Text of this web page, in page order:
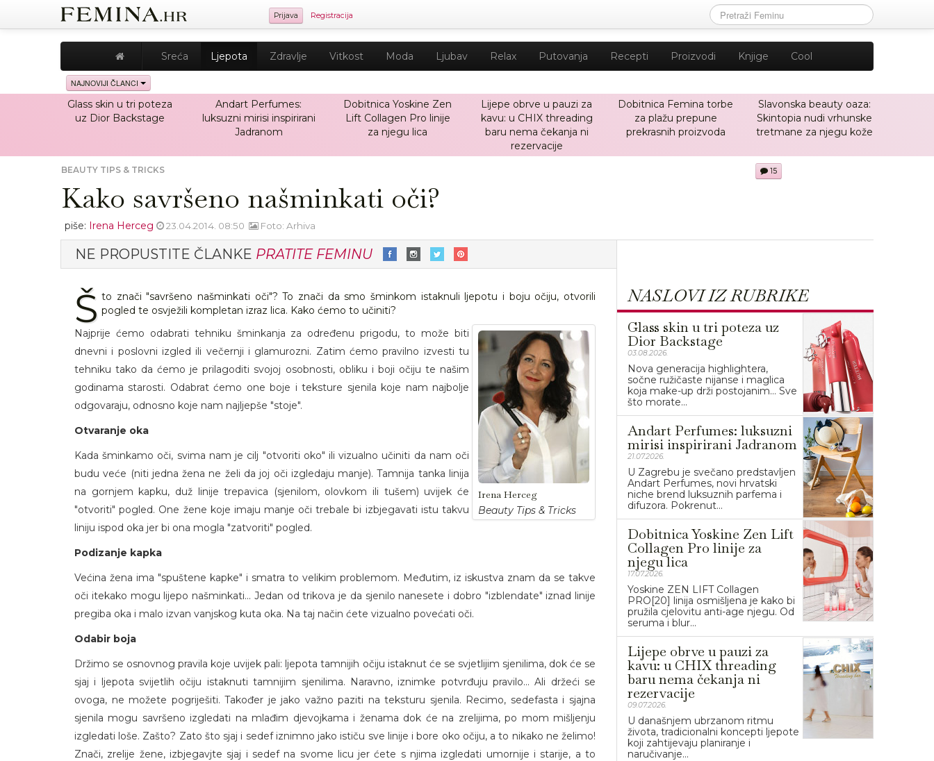
Prijava Registracija
Sreća Ljepota Zdravlje Vitkost Moda Ljubav Relax Putovanja Recepti Proizvodi Knjige Cool
NAJNOVIJI ČLANCI
Glass skin u tri poteza
uz Dior Backstage
Andart Perfumes:
luksuzni mirisi inspirirani
Jadranom
Dobitnica Yoskine Zen
Lift Collagen Pro linije
za njegu lica
Lijepe obrve u pauzi za
kavu: u CHIX threading
baru nema čekanja ni
rezervacije
Dobitnica Femina torbe
za plažu prepune
prekrasnih proizvoda
Slavonska beauty oaza:
Skintopia nudi vrhunske
tretmane za njegu kože
BEAUTY TIPS & TRICKS
Kako savršeno našminkati oči?
15
piše: Irena Herceg 23.04.2014. 08:50 Foto: Arhiva
NE PROPUSTITE ČLANKE PRATITE FEMINU
Š to znači "savršeno našminkati oči"? To znači da smo šminkom istaknuli ljepotu i boju očiju, otvorili
pogled te osvježili kompletan izraz lica. Kako ćemo to učiniti?
Irena Herceg
Beauty Tips & Tricks
Najprije ćemo odabrati tehniku šminkanja za određenu prigodu, to može biti
dnevni i poslovni izgled ili večernji i glamurozni. Zatim ćemo pravilno izvesti tu
tehniku tako da ćemo je prilagoditi svojoj osobnosti, obliku i boji očiju te našim
godinama starosti. Odabrat ćemo one boje i teksture sjenila koje nam najbolje
odgovaraju, odnosno koje nam najljepše "stoje".
Otvaranje oka
Kada šminkamo oči, svima nam je cilj "otvoriti oko" ili vizualno učiniti da nam oči
budu veće (niti jedna žena ne želi da joj oči izgledaju manje). Tamnija tanka linija
na gornjem kapku, duž linije trepavica (sjenilom, olovkom ili tušem) uvijek će
"otvoriti" pogled. One žene koje imaju manje oči trebale bi izbjegavati istu takvu
liniju ispod oka jer bi ona mogla "zatvoriti" pogled.
Podizanje kapka
Većina žena ima "spuštene kapke" i smatra to velikim problemom. Međutim, iz iskustva znam da se takve
oči itekako mogu lijepo našminkati... Jedan od trikova je da sjenilo nanesete i dobro "izblendate" iznad linije
pregiba oka i malo izvan vanjskog kuta oka. Na taj način ćete vizualno povećati oči.
Odabir boja
Držimo se osnovnog pravila koje uvijek pali: ljepota tamnijih očiju istaknut će se svjetlijim sjenilima, dok će se
sjaj i ljepota svijetlih očiju istaknuti tamnijim sjenilima. Naravno, iznimke potvrđuju pravilo... Ali držeći se
ovoga, ne možete pogriješiti. Također je jako važno paziti na teksturu sjenila. Recimo, sedefasta i sjajna
sjenila mogu savršeno izgledati na mlađim djevojkama i ženama dok će na zrelijima, po mom mišljenju
izgledati loše. Zašto? Zato što sjaj i sedef iznimno jako ističu sve linije i bore oko očiju, a to nikako ne želimo!
Znači, zrelije žene, izbjegavjte sjaj i sedef na svome licu jer ćete s njima izgledati umornije i starije, a to
NASLOVI IZ RUBRIKE
Glass skin u tri poteza uz
Dior Backstage
03.08.2026.
Nova generacija highlightera,
sočne ružičaste nijanse i maglica
koja make-up drži postojanim… Sve
što morate...
Andart Perfumes: luksuzni
mirisi inspirirani Jadranom
21.07.2026.
U Zagrebu je svečano predstavljen
Andart Perfumes, novi hrvatski
niche brend luksuznih parfema i
difuzora. Pokrenut...
Dobitnica Yoskine Zen Lift
Collagen Pro linije za
njegu lica
17.07.2026.
Yoskine ZEN LIFT Collagen
PRO[20] linija osmišljena je kako bi
pružila cjelovitu anti-age njegu. Od
seruma i blur...
Lijepe obrve u pauzi za
kavu: u CHIX threading
baru nema čekanja ni
rezervacije
09.07.2026.
U današnjem ubrzanom ritmu
života, tradicionalni koncepti ljepote
koji zahtijevaju planiranje i
naručivanje...